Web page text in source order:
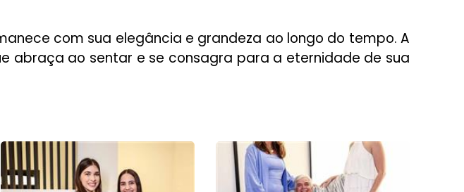
com sua elegância e grandeza ao longo do tempo. A
abraça ao sentar e se consagra para a eternidade de sua